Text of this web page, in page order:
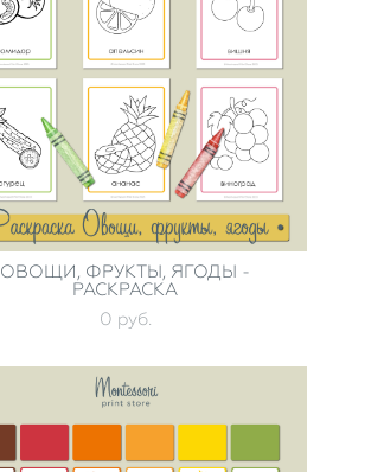
ОВОЩИ, ФРУКТЫ, ЯГОДЫ -
РАСКРАСКА
0 pуб.